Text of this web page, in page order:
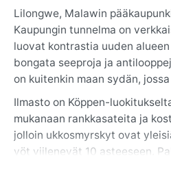
Lilongwe, Malawin
Kaupungin tunnelma on
luovat kontrastia uuden
bongata seeproja ja
on kuitenkin maan sydän,
Ilmasto on Köppen-
mukanaan rankkasateita ja
jolloin ukkosmyrskyt ovat
yöt viilenevät 10 asteeseen.